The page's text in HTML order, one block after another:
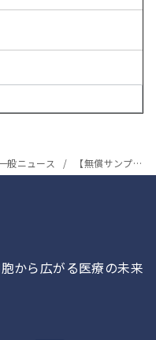
般ニュース 【無償サンプルキャンペーンのお知らせ】
から広がる医療の未来